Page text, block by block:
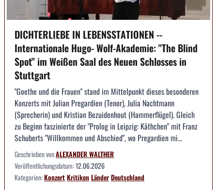
DICHTERLIEBE IN LEBENSSTATIONEN --
Internationale Hugo- Wolf-Akademie: "The Blind
Spot" im Weißen Saal des Neuen Schlosses in
Stuttgart
"Goethe und die Frauen" stand im Mittelpunkt dieses besonderen
Konzerts mit Julian Pregardien (Tenor), Julia Nachtmann
(Sprecherin) und Kristian Bezuidenhout (Hammerflügel). Gleich
zu Beginn faszinierte der "Prolog in Leipzig: Käthchen" mit Franz
Schuberts "Willkommen und Abschied", wo Pregardien mi...
Geschrieben vonALEXANDER WALTHER
Veröffentlichungsdatum:12.06.2026
Kategorien:KonzertKritikenLänderDeutschland